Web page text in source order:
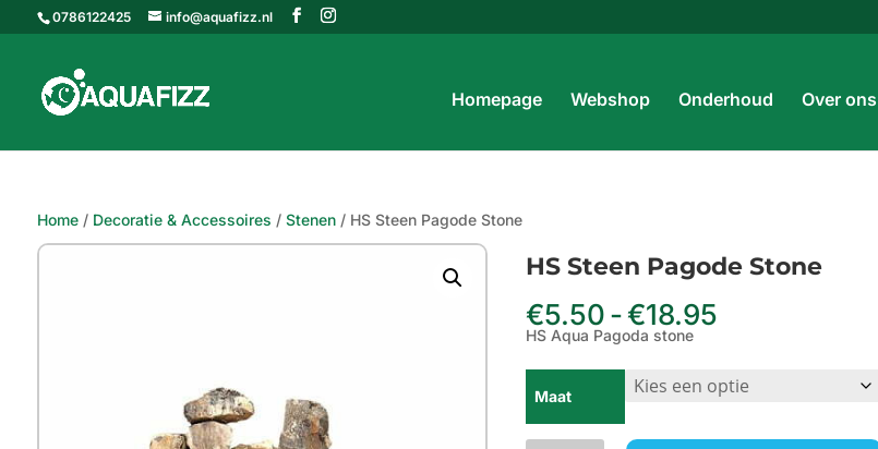
0786122425 info@aquafizz.nl
Homepage Webshop Onderhoud Over ons
Home/ Decoratie & Accessoires / Stenen/ HS Steen Pagode Stone
HS Steen Pagode Stone
€5.50-€18.95Prijsklasse:
€5.50
HS Aqua Pagoda stone
Maat